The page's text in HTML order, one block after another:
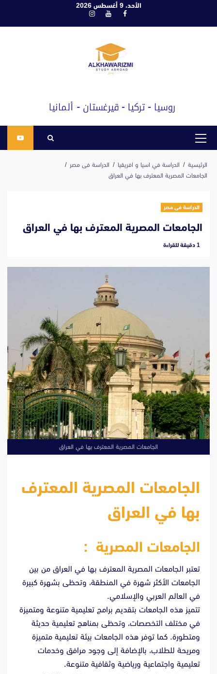
الأحد، 9 أغسطس 2026
فيسبوكيوتيوبانستغرام
القائمة
الرئيسية الدراسة في اسيا و افريقيا
الدراسة فى مصر
الجامعات المصرية المعترف بها في العراق
الدراسة فى مصر
الجامعات المصرية المعترف بها في العراق
‫1 دقيقة للقراءة
الجامعات المصرية المعترف بها في العراق
الجامعات المصرية المعترف
بها في العراق
الجامعات المصرية :
تعتبر الجامعات المصرية المعترف بها في العراق من بين
الجامعات الأكثر شهرة في المنطقة، وتحظى بشهرة كبيرة
في العالم العربي والإسلامي.
تتميز هذه الجامعات بتقديم برامج تعليمية متنوعة ومتميزة
في مختلف التخصصات، وتحظى بمناهج تعليمية حديثة
ومتطورة. كما توفر هذه الجامعات بيئة تعليمية متميزة
ومريحة للطلاب، بالإضافة إلى وجود مرافق وخدمات
تعليمية واجتماعية ورياضية وثقافية متنوعة.